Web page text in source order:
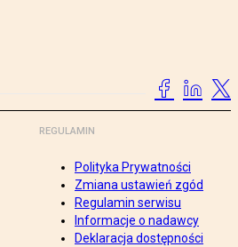
REGULAMIN
Polityka Prywatności
Zmiana ustawień zgód
Regulamin serwisu
Informacje o nadawcy
Deklaracja dostępności